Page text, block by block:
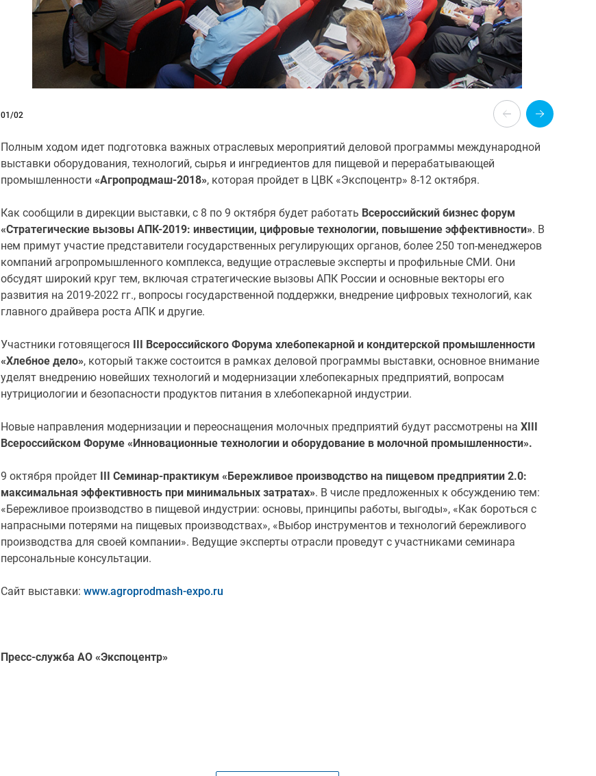
01/02
Полным ходом идет подготовка важных отраслевых мероприятий деловой программы международной
выставки оборудования, технологий, сырья и ингредиентов для пищевой и перерабатывающей
промышленности«Агропродмаш-2018», которая пройдет в ЦВК «Экспоцентр» 8-12 октября.
Как сообщили в дирекции выставки, с 8 по 9 октября будет работать Всероссийский бизнес форум
«Стратегические вызовы АПК-2019: инвестиции, цифровые технологии, повышение эффективности». В
нем примут участие представители государственных регулирующих органов, более 250 топ-менеджеров
компаний агропромышленного комплекса, ведущие отраслевые эксперты и профильные СМИ. Они
обсудят широкий круг тем, включая стратегические вызовы АПК России и основные векторы его
развития на 2019-2022 гг., вопросы государственной поддержки, внедрение цифровых технологий, как
главного драйвера роста АПК и другие.
Участники готовящегося III Всероссийского Форума хлебопекарной и кондитерской промышленности
«Хлебное дело», который также состоится в рамках деловой программы выставки, основное внимание
уделят внедрению новейших технологий и модернизации хлебопекарных предприятий, вопросам
нутрициологии и безопасности продуктов питания в хлебопекарной индустрии.
Новые направления модернизации и переоснащения молочных предприятий будут рассмотрены наXIII
Всероссийском Форуме «Инновационные технологии и оборудование в молочной промышленности».
9 октября пройдет III Семинар-практикум «Бережливое производство на пищевом предприятии 2.0:
максимальная эффективность при минимальных затратах». В числе предложенных к обсуждению тем:
«Бережливое производство в пищевой индустрии: основы, принципы работы, выгоды», «Как бороться с
напрасными потерями на пищевых производствах», «Выбор инструментов и технологий бережливого
производства для своей компании». Ведущие эксперты отрасли проведут с участниками семинара
персональные консультации.
Сайт выставки:www.agroprodmash-expo.ru
Пресс-служба АО «Экспоцентр»